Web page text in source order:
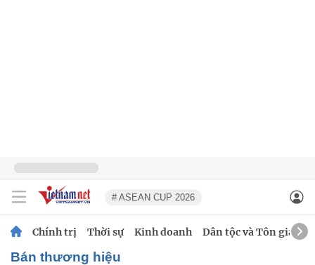
# ASEAN CUP 2026
Chính trị Thời sự Kinh doanh Dân tộc và Tôn giáo
bán thương hiệu